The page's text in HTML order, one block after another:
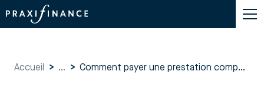
Accueil > ... > Comment payer une prestation compensatoire sans épargne ?